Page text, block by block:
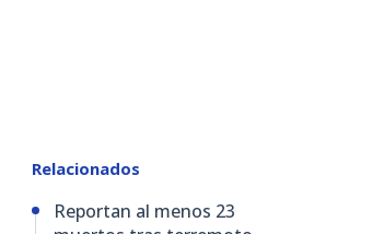
Relacionados
Reportan al menos 23